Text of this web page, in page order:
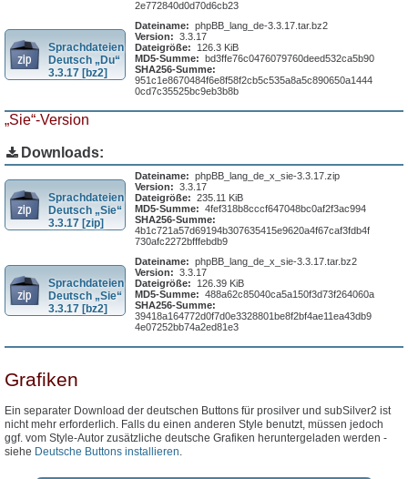
2e772840d0d70d6cb23
Sprachdateien
Deutsch „Du“
3.3.17 [bz2]
Dateiname: phpBB_lang_de-3.3.17.tar.bz2
Version: 3.3.17
Dateigröße:
126.3 KiB
MD5-Summe: bd3ffe76c0476079760deed532ca5b90
SHA256-Summe:
951c1e8670484f6e8f58f2cb5c535a8a5c890650a1444
0cd7c35525bc9eb3b8b
„Sie“-Version
Downloads:
Sprachdateien
Deutsch „Sie“
3.3.17 [zip]
Dateiname: phpBB_lang_de_x_sie-3.3.17.zip
Version: 3.3.17
Dateigröße: 235.11 KiB
MD5-Summe: 4fef318b8cccf647048bc0af2f3ac994
SHA256-Summe:
4b1c721a57d69194b307635415e9620a4f67caf3fdb4f
730afc2272bfffebdb9
Sprachdateien
Deutsch „Sie“
3.3.17 [bz2]
Dateiname: phpBB_lang_de_x_sie-3.3.17.tar.bz2
Version: 3.3.17
Dateigröße:
126.39 KiB
MD5-Summe: 488a62c85040ca5a150f3d73f264060a
SHA256-Summe:
39418a164772d0f7d0e3328801be8f2bf4ae11ea43db9
4e07252bb74a2ed81e3
Grafiken
Ein separater Download der deutschen Buttons für prosilver und subSilver2 ist
nicht mehr erforderlich. Falls du einen anderen Style benutzt, müssen jedoch
ggf. vom Style-Autor zusätzliche deutsche Grafiken heruntergeladen werden -
siehe Deutsche Buttons installieren.